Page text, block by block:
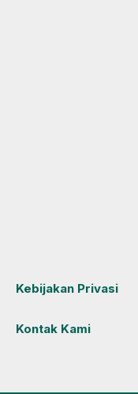
Kebijakan Privasi
Kontak Kami